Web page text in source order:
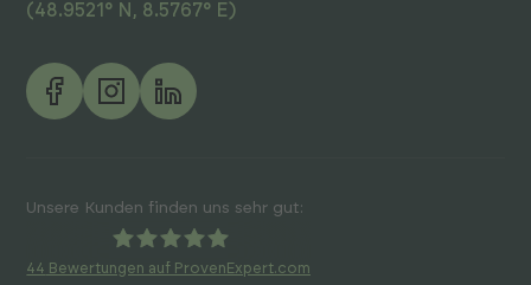
(48.9521° N, 8.5767° E)
Unsere Kunden finden uns sehr gut:
44 Bewertungen auf ProvenExpert.com